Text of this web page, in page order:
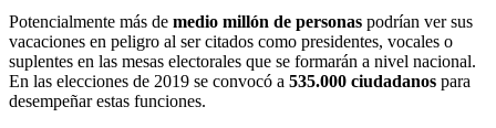
Potencialmente más demedio millón de personas podrían ver sus
vacaciones en peligro al ser citados como presidentes, vocales o
suplentes en las mesas electorales que se formarán a nivel nacional.
En las elecciones de 2019 se convocó a535.000 ciudadanos para
desempeñar estas funciones.